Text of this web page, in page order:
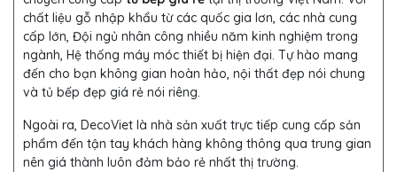
chất liệu gỗ nhập khẩu từ các quốc gia lơn, các nhà cung
cấp lớn, Đội ngủ nhân công nhiều năm kinh nghiệm trong
ngành, Hệ thống máy móc thiết bị hiện đại. Tự hào mang
đến cho bạn không gian hoàn hảo, nội thất đẹp nói chung
và tủ bếp đẹp giá rẻ nói riêng.
Ngoài ra, DecoViet là nhà sản xuất trực tiếp cung cấp sản
phẩm đến tận tay khách hàng không thông qua trung gian
nên giá thành luôn đảm bảo rẻ nhất thị trường.